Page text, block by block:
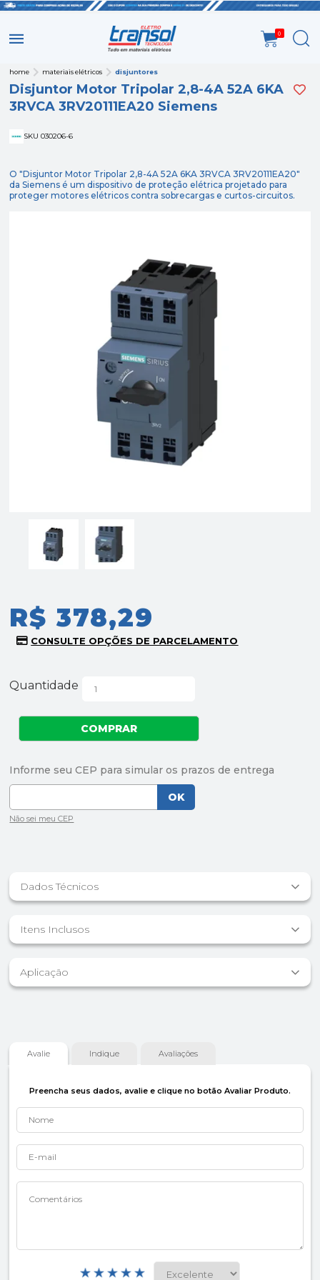
0
home materiais elétricos disjuntores
Disjuntor Motor Tripolar 2,8-4A 52A 6KA
3RVCA 3RV20111EA20 Siemens
SKU 030206-6
O "Disjuntor Motor Tripolar 2,8-4A 52A 6KA 3RVCA 3RV20111EA20"
da Siemens é um dispositivo de proteção elétrica projetado para
proteger motores elétricos contra sobrecargas e curtos-circuitos.
R$ 378,29
Quantidade
Dados Técnicos
Itens Inclusos
Aplicação
Avalie Indique Avaliações
Preencha seus dados, avalie e clique no botão Avaliar Produto.